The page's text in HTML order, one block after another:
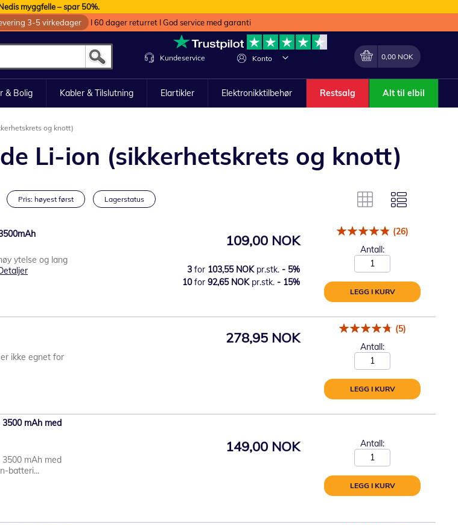
myggfelle – spar 50%.
3-5 virkedager I 60 dager returret I God service med garanti
Konto Endring
Min handlekurv
0,00 NOK
Kundeservice
& Bolig Kabler & Tilslutning Elartikler Elektronikktilbehør Restsalg Alt til elbil
og knott)
Li-ion (sikkerhetskrets og knott)
Pris: høyest først Lagerstatus
ytelse og lang
109,00 NOK
3 for 103,55 NOK pr.stk. - 5%
10for 92,65 NOK pr.stk. - 15%
(26)
Antall:
LEGG I KURV
ikke egnet for
278,95 NOK
(5)
Antall:
LEGG I KURV
mAh med
mAh med
batteri...
149,00 NOK Antall:
LEGG I KURV